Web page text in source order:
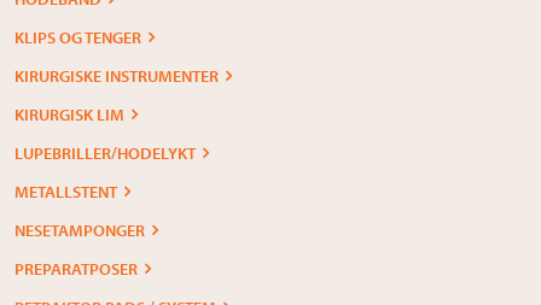
KLIPS OG TENGER
KIRURGISKE INSTRUMENTER
KIRURGISK LIM
LUPEBRILLER/HODELYKT
METALLSTENT
NESETAMPONGER
PREPARATPOSER